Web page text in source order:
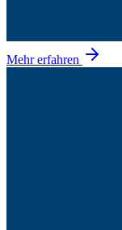
Mehr erfahren